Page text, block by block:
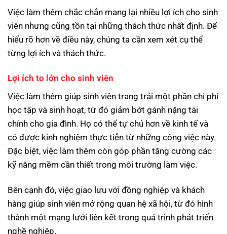
Việc làm thêm chắc chắn mang lại nhiều lợi ích cho sinh
viên nhưng cũng tồn tại những thách thức nhất định. Để
hiểu rõ hơn về điều này, chúng ta cần xem xét cụ thể
từng lợi ích và thách thức.
Lợi ích to lớn cho sinh viên
Việc làm thêm giúp sinh viên trang trải một phần chi phí
học tập và sinh hoạt, từ đó giảm bớt gánh nặng tài
chính cho gia đình. Họ có thể tự chủ hơn về kinh tế và
có được kinh nghiệm thực tiễn từ những công việc này.
Đặc biệt, việc làm thêm còn góp phần tăng cường các
kỹ năng mềm cần thiết trong môi trường làm việc.
Bên cạnh đó, việc giao lưu với đồng nghiệp và khách
hàng giúp sinh viên mở rộng quan hệ xã hội, từ đó hình
thành một mạng lưới liên kết trong quá trình phát triển
nghề nghiệp.